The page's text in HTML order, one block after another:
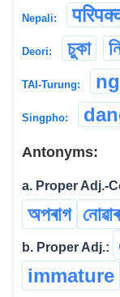
Nepali:
Deori: চুকা
TAI-Turung:
Singpho:
Antonyms:
a. Proper Adj.-
অপৰাগ নোৱাৰ
b. Proper Adj.:
immature